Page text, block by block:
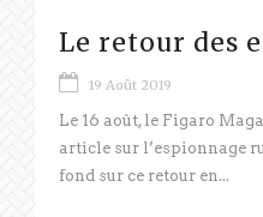
Le retour des
19 Août 2019
Le 16 août, le Figaro
article sur l’espionnage
fond sur ce retour en...